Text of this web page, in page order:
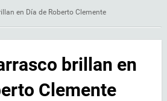
en Día de Roberto Clemente
brillan en
Clemente